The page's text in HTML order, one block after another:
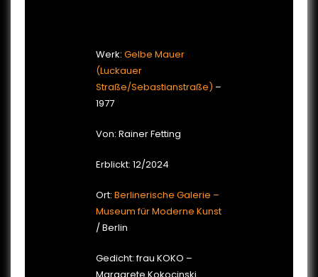
Werk: Gelbe Mauer
(Luckauer
Straße/Sebastianstraße) –
1977
Von: Rainer Fetting
Erblickt: 12/2024
Ort: Berlinerische Galerie –
Museum für Moderne Kunst
/ Berlin
Gedicht: frau KOKO –
Margarete Kokocinski